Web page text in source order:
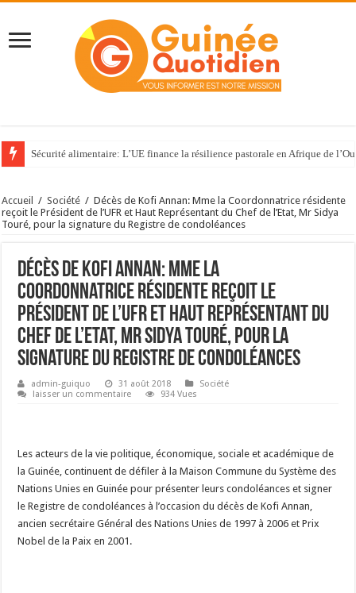
Sécurité alimentaire: L’UE finance la résilience pastorale en Afrique de
Accueil / Société / Décès de Kofi Annan: Mme la Coordonnatrice résidente
reçoit le Président de l’UFR et Haut Représentant du Chef de l’Etat, Mr Sidya
Touré, pour la signature du Registre de condoléances
Décès de Kofi Annan: Mme la
Coordonnatrice résidente reçoit le
Président de l’UFR et Haut Représentant du
Chef de l’Etat, Mr Sidya Touré, pour la
signature du Registre de condoléances
admin-guiquo 31 août 2018
Société
laisser un commentaire
934 Vues
Les acteurs de la vie politique, économique, sociale et académique de
la Guinée, continuent de défiler à la Maison Commune du Système des
Nations Unies en Guinée pour présenter leurs condoléances et signer
le Registre de condoléances à l’occasion du décès de Kofi Annan,
ancien secrétaire Général des Nations Unies de 1997 à 2006 et Prix
Nobel de la Paix en 2001.